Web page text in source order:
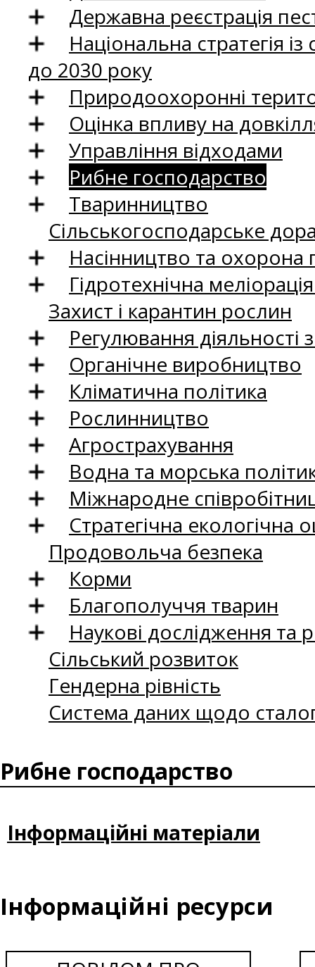
Державна реєстрація
Національна стратегія
до 2030 року
Природоохоронні
Оцінка впливу на
Управління відходами
Рибне господарство
Тваринництво
Сільськогосподарське
Насінництво та
Гідротехнічна
Захист і карантин рослин
Регулювання
Органічне виробництво
Кліматична політика
Рослинництво
Агрострахування
Водна та морська
Міжнародне
Стратегічна екологічна
Продовольча безпека
Корми
Благополуччя тварин
Наукові дослідження та
Сільський розвиток
Гендерна рівність
Система даних щодо
Рибне господарство
Інформаційні матеріали
Інформаційні ресурси